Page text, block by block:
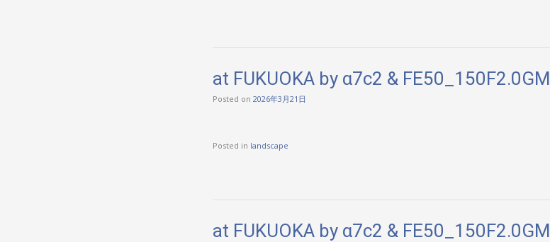
at FUKUOKA by α7c2 & FE50_150F2.0GM
Posted on 2026年3月21日
Posted in landscape
at FUKUOKA by α7c2 & FE50_150F2.0GM